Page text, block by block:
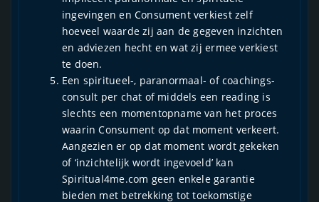
ingevingen en Consument verkiest zelf
hoeveel waarde zij aan de gegeven inzichten
en adviezen hecht en wat zij ermee verkiest
te doen.
Een spiritueel-, paranormaal- of coachings-
consult per chat of middels een reading is
slechts een momentopname van het proces
waarin Consument op dat moment verkeert.
Aangezien er op dat moment wordt gekeken
of ‘inzichtelijk wordt ingevoeld’ kan
Spiritual4me.com geen enkele garantie
bieden met betrekking tot toekomstige